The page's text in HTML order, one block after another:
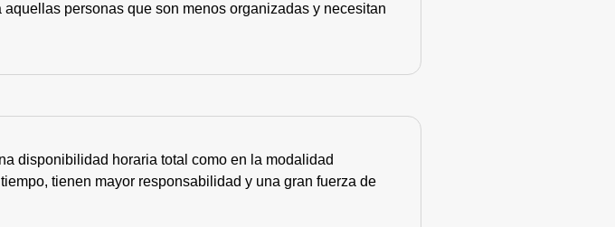
personas que son menos organizadas y necesitan
disponibilidad horaria total como en la modalidad
tienen mayor responsabilidad y una gran fuerza de